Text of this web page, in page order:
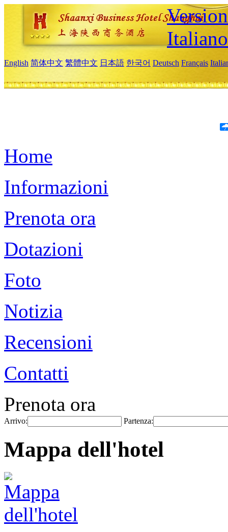
Italiano
English 简体中文 繁體中文 日本語 한국어 Deutsch Français
Home
Informazioni
Prenota ora
Dotazioni
Foto
Notizia
Recensioni
Contatti
Prenota ora
Arrivo: Partenza:
Mappa dell'hotel